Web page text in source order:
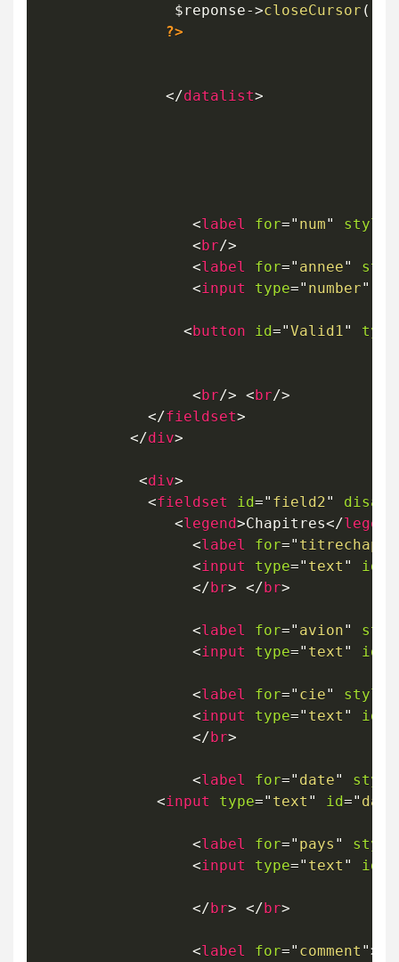
$reponse->closeCursor (
?>
</datalist>
<label for=" num" style
<br/>
<label for=" annee"
<input type=" number"
<button id="Valid1 " type
<br/> <br/>
</fieldset>
</div>
<div>
<fieldset id=" field2"
<legend>Chapitres</legend
<label for=" titrechap
<input type=" text " id
</br> </br>
<label for=" avion"
<input type=" text " id
<label for=" cie" style
<input type=" text " id
</br>
<label for=" date" style
<input type=" text " id=" date
<label for=" pays " style
<input type=" text " id
</br> </br>
<label for=" comment ">